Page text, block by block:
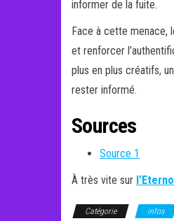
informer de la fuite.
Face à cette menace,
et renforcer
plus en plus créatifs,
rester informé.
Sources
Source 1
À très vite sur
Catégorie infos